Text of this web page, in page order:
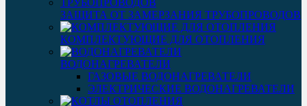
ЗАЩИТА ОТ ЗАМЕРЗАНИЯ ТРУБОПРОВОДОВ
КОМПЛЕКТУЮЩИЕ ДЛЯ ОТОПЛЕНИЯ
ВОДОНАГРЕВАТЕЛИ
ГАЗОВЫЕ ВОДОНАГРЕВАТЕЛИ
ЭЛЕКТРИЧЕСКИЕ ВОДОНАГРЕВАТЕЛИ